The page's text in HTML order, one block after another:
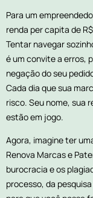
Para um
renda per capita de
Tentar navegar
é um convite a erros,
negação do seu
Cada dia que sua
risco. Seu nome, sua
estão em jogo.
Agora, imagine ter
Renova Marcas e
burocracia e os
processo, da